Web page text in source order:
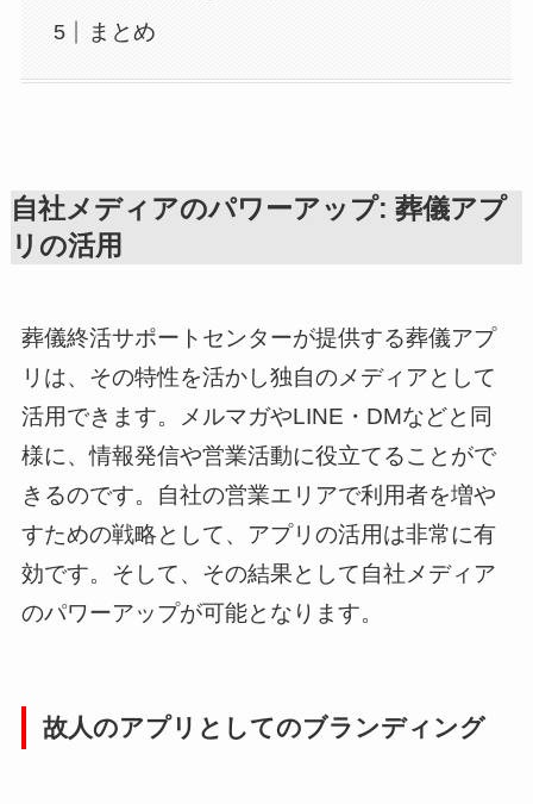
まとめ
自社メディアのパワーアップ: 葬儀アプ
リの活用
葬儀終活サポートセンターが提供する葬儀アプ
リは、その特性を活かし独自のメディアとして
活用できます。メルマガやLINE・DMなどと同
様に、情報発信や営業活動に役立てることがで
きるのです。自社の営業エリアで利用者を増や
すための戦略として、アプリの活用は非常に有
効です。そして、その結果として自社メディア
のパワーアップが可能となります。
故人のアプリとしてのブランディング